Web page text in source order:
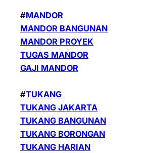
#MANDOR
MANDOR BANGUNAN
MANDOR PROYEK
TUGAS MANDOR
GAJI MANDOR
#TUKANG
TUKANG JAKARTA
TUKANG BANGUNAN
TUKANG BORONGAN
TUKANG HARIAN